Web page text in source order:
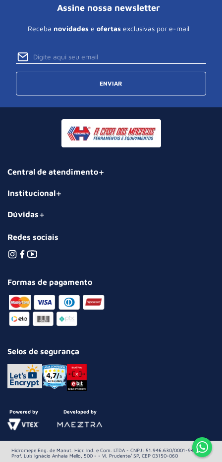
Assine nossa newsletter
Receba novidades e ofertas exclusivas por e-mail
ENVIAR
Central de atendimento
Institucional
Dúvidas
Redes sociais
Formas de pagamento
Selos de segurança
Powered by Developed by
Hidromepe Eng. de Manut. Hidr. Ind. e Com. LTDA - CNPJ: 51.946.630/0001-94 Av.
Prof. Luis Ignácio Anhaia Mello, 500 - - Vl. Prudente/ SP, CEP 03150-060